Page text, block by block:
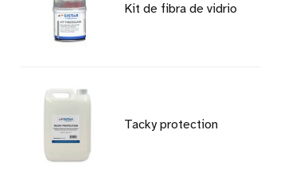
Kit de fibra de vidrio
Tacky protection